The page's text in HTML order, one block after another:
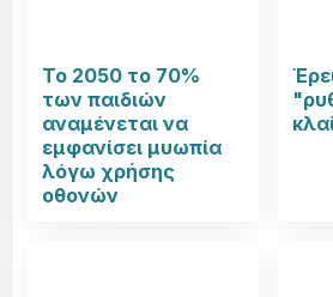
Το 2050 το 70%
των παιδιών
αναμένεται να
εμφανίσει μυωπία
λόγω χρήσης
οθονών